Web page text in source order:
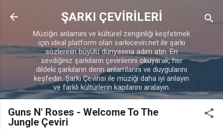
Ana içeriğe atla
ŞARKI ÇEVİRİLERİ
Müziğin anlamını ve kültürel zenginliği keşfetmek
için ideal platform olan sarkiceviri.net ile şarkı
sözlerinin büyülü dünyasına adım atın. En
sevdiğiniz şarkıların çevirilerini okuyarak, her
dildeki şarkıların derin anlamlarını ve duygularını
keşfedin. Şarkı Çevirisi ile müziği daha iyi anlayın
ve farklı kültürlerin kapılarını aralayın.
Guns N' Roses - Welcome To The
Jungle Çeviri